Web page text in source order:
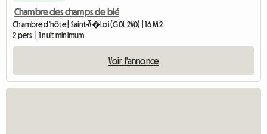
Chambre des champs de blé
Chambre d'hôte | Saint-Ã�Loi (G0L 2V0) | 16 M2
2 pers. | 1 nuit minimum
Voir l'annonce